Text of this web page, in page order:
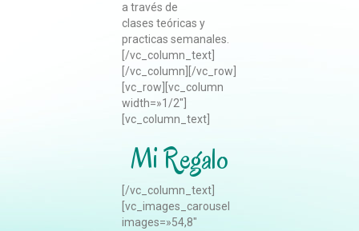
a través de
clases teóricas y
practicas semanales.
[/vc_column_text]
[/vc_column][/vc_row]
[vc_row][vc_column
width=»1/2″]
[vc_column_text]
Mi Regalo
[/vc_column_text]
[vc_images_carousel
images=»54,8″